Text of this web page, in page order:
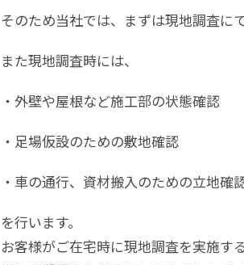
そのため当社では、まずは現地調査に
また現地調査時には、
・外壁や屋根など施工部の状態確認
・足場仮設のための敷地確認
・車の通行、資材搬入のための立地確
を行います。
お客様がご在宅時に現地調査を実施す